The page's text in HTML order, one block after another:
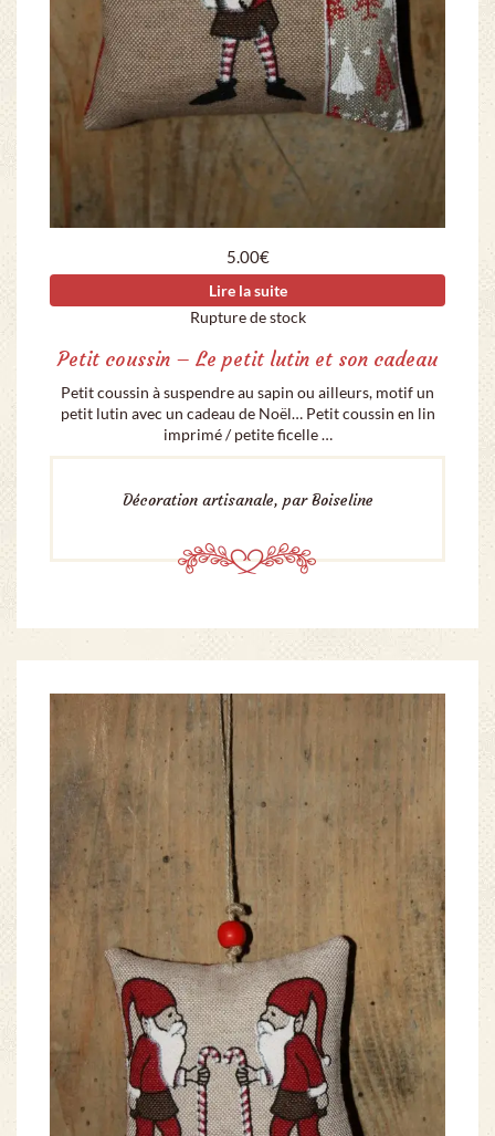
5.00€
Lire la suite
Rupture de stock
Petit coussin – Le petit lutin et son cadeau
Petit coussin à suspendre au sapin ou ailleurs, motif un
petit lutin avec un cadeau de Noël… Petit coussin en lin
imprimé / petite ficelle …
Décoration artisanale, par Boiseline